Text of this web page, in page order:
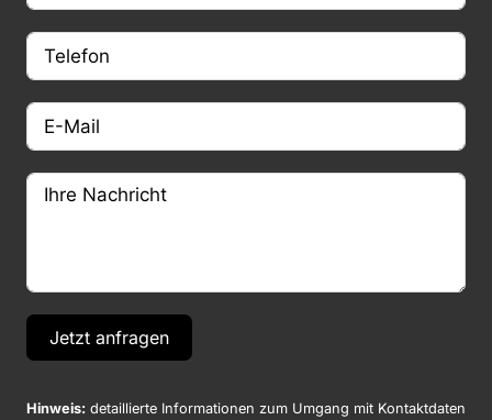
Jetzt anfragen
Hinweis: detaillierte Informationen zum Umgang mit Kontaktdaten